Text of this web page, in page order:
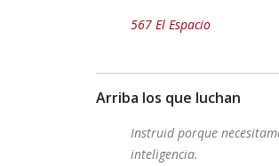
567 El Espacio
Arriba los que luchan
Instruid porque
inteligencia.